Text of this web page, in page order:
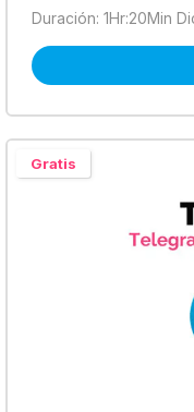
Duración: 1Hr:20Min
Gratis